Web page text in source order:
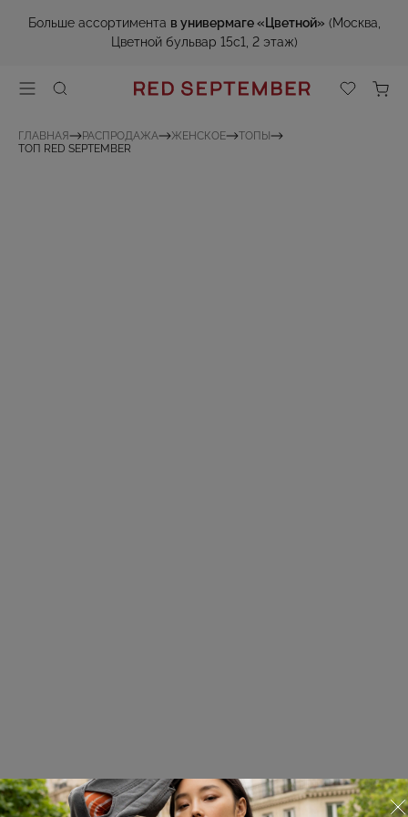
Больше ассортимента в универмаге «Цветной» (Москва,
Цветной бульвар 15с1, 2 этаж)
ГЛАВНАЯ РАСПРОДАЖА ЖЕНСКОЕ
ТОПЫ
ТОП RED SEPTEMBER